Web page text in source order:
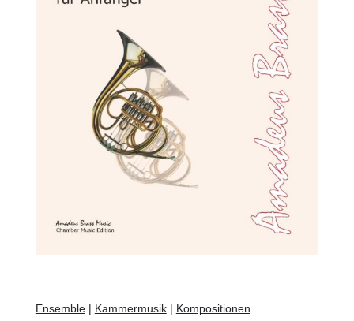
Ensemble| Kammermusik| Kompositionen